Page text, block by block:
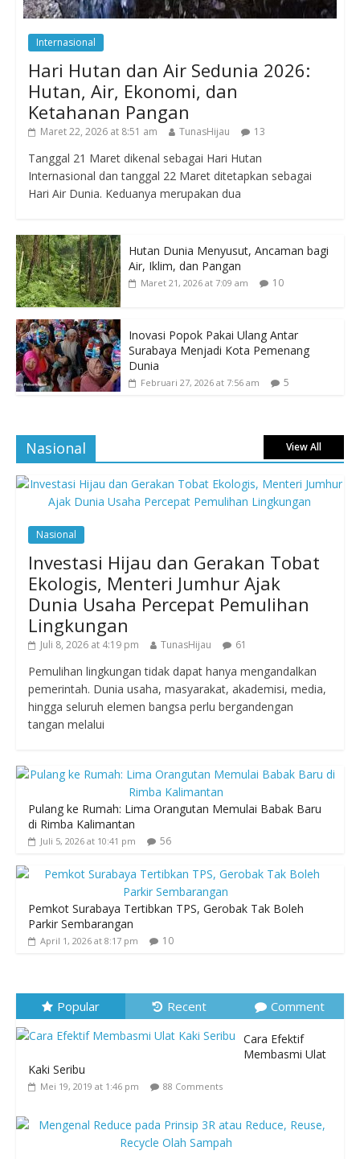
Internasional
Hari Hutan dan Air Sedunia 2026:
Hutan, Air, Ekonomi, dan
Ketahanan Pangan
Maret 22, 2026 at 8:51 am TunasHijau 13
Tanggal 21 Maret dikenal sebagai Hari Hutan
Internasional dan tanggal 22 Maret ditetapkan sebagai
Hari Air Dunia. Keduanya merupakan dua
Hutan Dunia Menyusut, Ancaman bagi
Air, Iklim, dan Pangan
Maret 21, 2026 at 7:09 am 10
Inovasi Popok Pakai Ulang Antar
Surabaya Menjadi Kota Pemenang
Dunia
Februari 27, 2026 at 7:56 am 5
Nasional View All
Nasional
Investasi Hijau dan Gerakan Tobat
Ekologis, Menteri Jumhur Ajak
Dunia Usaha Percepat Pemulihan
Lingkungan
Juli 8, 2026 at 4:19 pm TunasHijau 61
Pemulihan lingkungan tidak dapat hanya mengandalkan
pemerintah. Dunia usaha, masyarakat, akademisi, media,
hingga seluruh elemen bangsa perlu bergandengan
tangan melalui
Pulang ke Rumah: Lima Orangutan Memulai Babak Baru
di Rimba Kalimantan
Juli 5, 2026 at 10:41 pm 56
Pemkot Surabaya Tertibkan TPS, Gerobak Tak Boleh
Parkir Sembarangan
April 1, 2026 at 8:17 pm 10
Popular Recent Comment
Cara Efektif
Membasmi Ulat
Kaki Seribu
Mei 19, 2019 at 1:46 pm 88 Comments